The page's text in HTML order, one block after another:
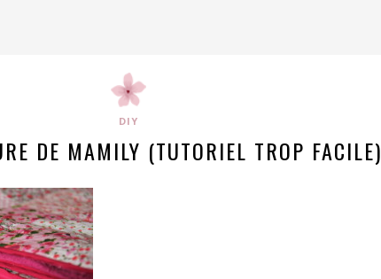
DIY
DE MAMILY (TUTORIEL TROP FACILE)